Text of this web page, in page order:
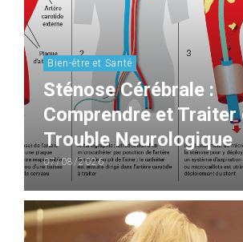
Bien-être et Santé
Sténose Cérébrale :
Comprendre et Traiter
Trouble Neurologique
07/08/2026